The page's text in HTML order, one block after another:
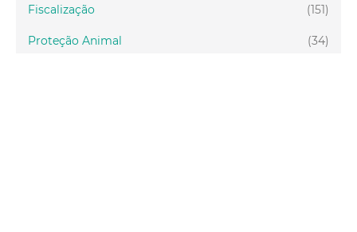
(151)
Fiscalização
(34)
Proteção Animal